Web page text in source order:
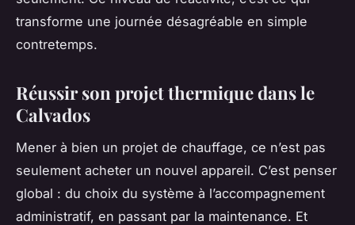
transforme une journée désagréable en simple
contretemps.
Réussir son projet thermique dans le
Calvados
Mener à bien un projet de chauffage, ce n’est pas
seulement acheter un nouvel appareil. C’est penser
global : du choix du système à l’accompagnement
administratif, en passant par la maintenance. Et